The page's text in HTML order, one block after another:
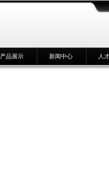
产品展示 新闻中心 人